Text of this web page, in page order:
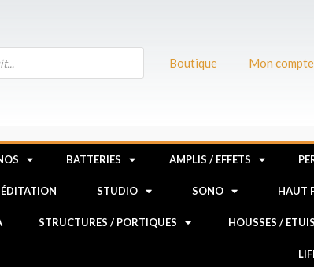
Boutique Mon compte
BATTERIES AMPLIS / EFFETS
STUDIO SONO HAUT
STRUCTURES / PORTIQUES HOUSSES /